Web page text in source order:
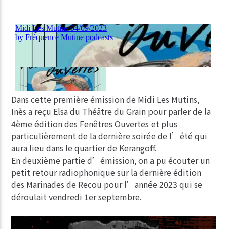
Dans cette première émission de Midi Les Mutins,
Inès a reçu Elsa du Théâtre du Grain pour parler de la
4ème édition des Fenêtres Ouvertes et plus
particulièrement de la dernière soirée de l’été qui
aura lieu dans le quartier de Kerangoff.
En deuxième partie d’émission, on a pu écouter un
petit retour radiophonique sur la dernière édition
des Marinades de Recou pour l’année 2023 qui se
déroulait vendredi 1er septembre.